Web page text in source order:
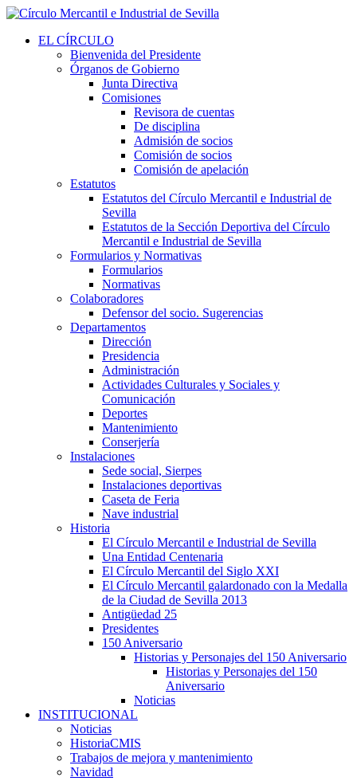
EL CÍRCULO
Bienvenida del Presidente
Órganos de Gobierno
Junta Directiva
Comisiones
Revisora de cuentas
De disciplina
Admisión de socios
Comisión de socios
Comisión de apelación
Estatutos
Estatutos del Círculo Mercantil e Industrial de
Sevilla
Estatutos de la Sección Deportiva del Círculo
Mercantil e Industrial de Sevilla
Formularios y Normativas
Formularios
Normativas
Colaboradores
Defensor del socio. Sugerencias
Departamentos
Dirección
Presidencia
Administración
Actividades Culturales y Sociales y
Comunicación
Deportes
Mantenimiento
Conserjería
Instalaciones
Sede social, Sierpes
Instalaciones deportivas
Caseta de Feria
Nave industrial
Historia
El Círculo Mercantil e Industrial de Sevilla
Una Entidad Centenaria
El Círculo Mercantil del Siglo XXI
El Círculo Mercantil galardonado con la Medalla
de la Ciudad de Sevilla 2013
Antigüedad 25
Presidentes
150 Aniversario
Historias y Personajes del 150 Aniversario
Historias y Personajes del 150
Aniversario
Noticias
INSTITUCIONAL
Noticias
HistoriaCMIS
Trabajos de mejora y mantenimiento
Navidad